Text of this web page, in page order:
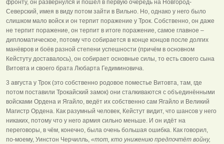
фронту, он развернулся и пошёл в первую очередь на Новгород-
Северский, имея в виду потом зайти в Вильно. Но, однако у него было
слишком мало войск и он терпит поражение у Трок. Собственно, он даже
не терпит поражение, он терпит в итоге поражение, самое главное –
дипломатическое, потому что собирается в конце концов после долгих
манёвров и боёв разной степени успешности (причём в основном
Кейстуту доставалось), он собирает основные силы, то есть своего сына
Витовта и своего брата Любарта Гедиминовича.
3 августа у Трок (это собственно родовое поместье Витовта, там, где
потом поставили Трокайский замок) они сталкиваются с объединёнными
войсками Ордена и Ягайло, ведёт их собственно сам Ягайло и Великий
Магистр Ордена. Как разумный человек, Кейстут видит, что шансов у него
никаких, потому что у него армия сильно меньше. И он идёт на
переговоры, в чём, конечно, была очень большая ошибка. Как говорил,
по-моему, Уинстон Черчилль, «тот, кто унижению предпочтёт войну,